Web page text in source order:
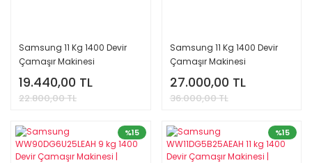
Samsung 11 Kg 1400 Devir
Çamaşır Makinesi
WW11BGA046AEAH |
Yenilenmiş Ürün
19.440,00 TL
22.800,00 TL
Samsung 11 Kg 1400 Devir
Çamaşır Makinesi
WW11BBA046AEAH |
Yenilenmiş Ürün
27.000,00 TL
36.000,00 TL
%15 %15